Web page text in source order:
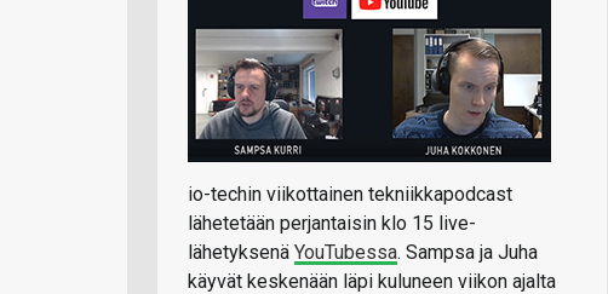
io-techin viikottainen tekniikkapodcast
lähetetään perjantaisin klo 15 live-
lähetyksenä YouTubessa. Sampsa ja Juha
käyvät keskenään läpi kuluneen viikon ajalta